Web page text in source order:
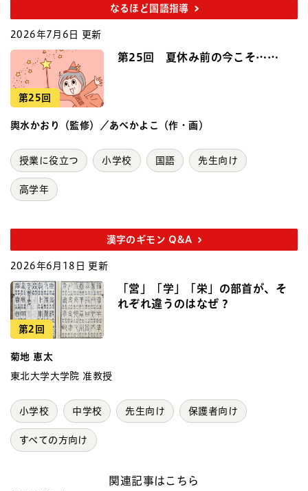
なるほど国語指導
2026年7月6日 更新
第25回
第25回 夏休み前の今こそ……
輿水かおり（監修）／あべかよこ（作・画）
授業に役立つ 小学校 国語 先生向け
高学年
漢字のギモン Q&A
2026年6月18日 更新
第2回
「営」「学」「栄」の部首が、そ
れぞれ違うのはなぜ？
菊地 恵太
東北大学大学院 准教授
小学校 中学校 先生向け 保護者向け
すべての方向け
関連記事はこちら